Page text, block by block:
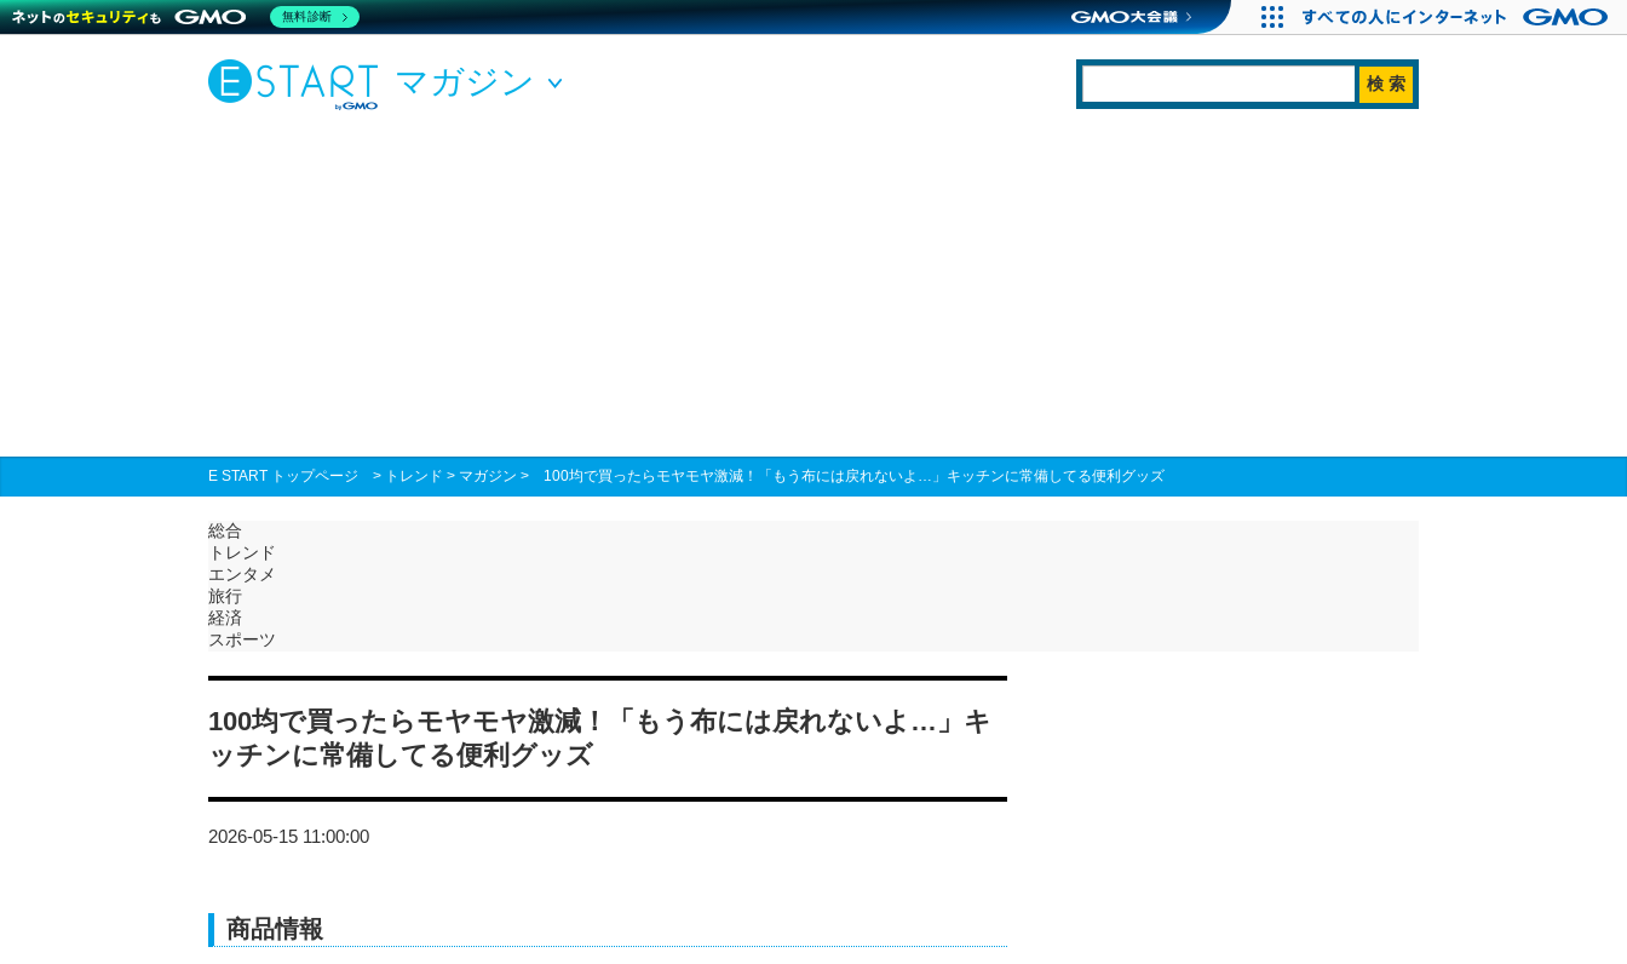
マガジン
E START トップページ > トレンド > マガジン > 100均で買ったらモヤモヤ激減！「もう布には戻れないよ…」キッチンに常備してる便利グッズ
総合
トレンド
エンタメ
旅行
経済
スポーツ
100均で買ったらモヤモヤ激減！「もう布には戻れないよ…」キ
ッチンに常備してる便利グッズ
2026-05-15 11:00:00
商品情報
無料診断